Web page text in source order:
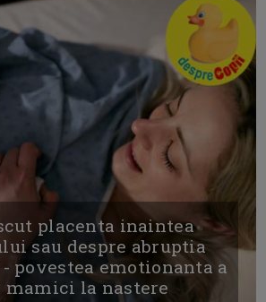
placenta inaintea
sau despre abruptia
povestea emotionanta a
mamici la nastere